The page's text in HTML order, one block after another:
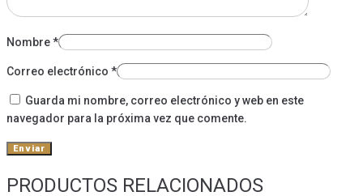
Nombre*
Correo electrónico *
Guarda mi nombre, correo electrónico y web en este
navegador para la próxima vez que comente.
PRODUCTOS RELACIONADOS